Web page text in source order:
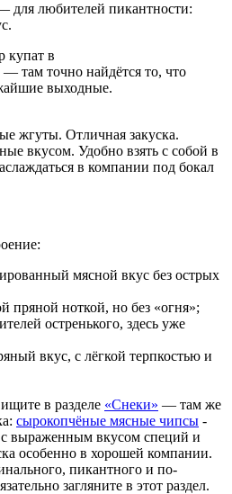
любителей пикантности:
купат в
— там точно найдётся то, что
выходные.
жгуты. Отличная закуска.
вкусом. Удобно взять с собой в
в компании под бокал
мясной вкус без острых
ноткой, но без «огня»;
остренького, здесь уже
вкус, с лёгкой терпкостью и
в разделе «Снеки» — там же
сырокопчёные мясные чипсы -
выраженным вкусом специй и
особенно в хорошей компании.
пикантного и по-
загляните в этот раздел.